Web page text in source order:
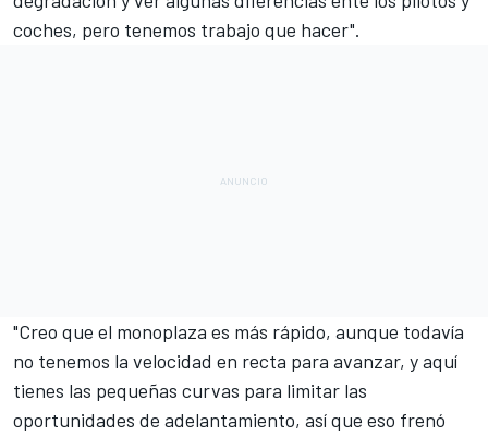
coches, pero tenemos trabajo que hacer".
"Creo que el monoplaza es más rápido, aunque todavía
no tenemos la velocidad en recta para avanzar, y aquí
tienes las pequeñas curvas para limitar las
oportunidades de adelantamiento, así que eso frenó